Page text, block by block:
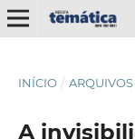
INÍCIO / ARQUIVOS
A